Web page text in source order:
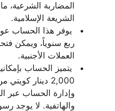
المضاربة الشرعية،
الشريعة الإسلامية.
يوفر هذا الحساب
ربع سنوياً، ويمكن
العملات الأجنبية.
يتميز الحساب
2,000 دينار
وإدارة الحساب عبر
والهاتفية. لا يوجد